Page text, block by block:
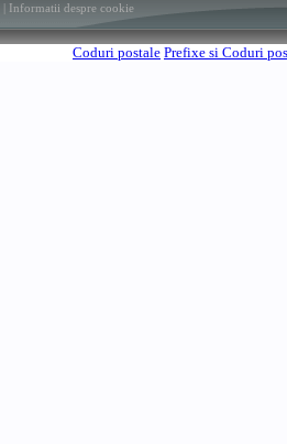
Informatii despre cookie
Coduri postale Prefixe si Coduri